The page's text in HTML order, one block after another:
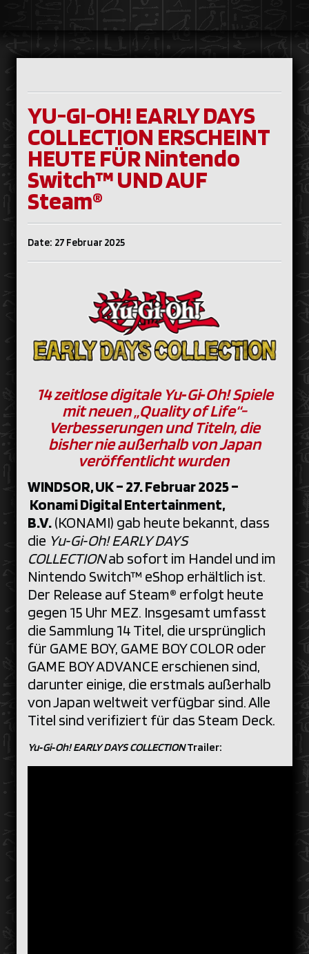
YU-GI-OH! EARLY DAYS
COLLECTION ERSCHEINT
HEUTE FÜR Nintendo
Switch™ UND AUF
Steam®
Date: 27 Februar 2025
14 zeitlose digitale Yu‑Gi‑Oh! Spiele
mit neuen „Quality of Life“-
Verbesserungen und Titeln, die
bisher nie außerhalb von Japan
veröffentlicht wurden
WINDSOR, UK – 27. Februar 2025 –
Konami Digital Entertainment,
B.V.(KONAMI) gab heute bekannt, dass
die Yu‑Gi‑Oh! EARLY DAYS
COLLECTIONab sofort im Handel und im
Nintendo Switch™ eShop erhältlich ist.
Der Release auf Steam® erfolgt heute
gegen 15 Uhr MEZ. Insgesamt umfasst
die Sammlung 14 Titel, die ursprünglich
für GAME BOY, GAME BOY COLOR oder
GAME BOY ADVANCE erschienen sind,
darunter einige, die erstmals außerhalb
von Japan weltweit verfügbar sind. Alle
Titel sind verifiziert für das Steam Deck.
Yu‑Gi‑Oh! EARLY DAYS COLLECTIONTrailer: